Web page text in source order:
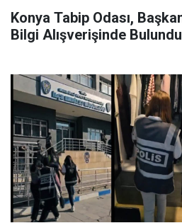
Konya Tabip Odası, Başkan Pekyatırmacı’yla
Bilgi Alışverişinde Bulundu